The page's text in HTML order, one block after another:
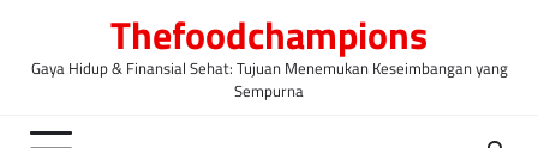
content
Thefoodchampions
Gaya Hidup & Finansial Sehat: Tujuan Menemukan Keseimbangan yang
Sempurna